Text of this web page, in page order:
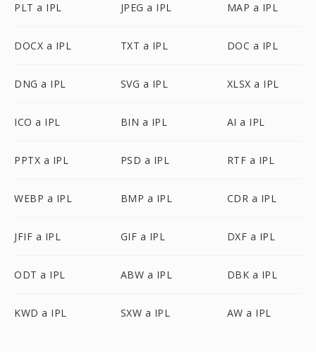
PLT a IPL JPEG a IPL MAP a IPL
DOCX a IPL TXT a IPL DOC a IPL
DNG a IPL SVG a IPL XLSX a IPL
ICO a IPL BIN a IPL AI a IPL
PPTX a IPL PSD a IPL RTF a IPL
WEBP a IPL BMP a IPL CDR a IPL
JFIF a IPL GIF a IPL DXF a IPL
ODT a IPL ABW a IPL DBK a IPL
KWD a IPL SXW a IPL AW a IPL